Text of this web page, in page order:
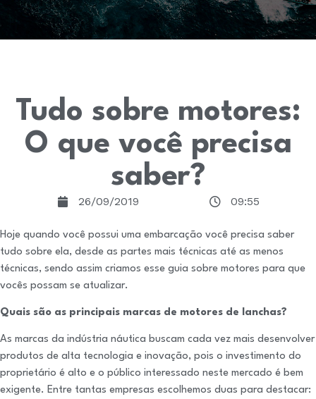
Tudo sobre motores:
O que você precisa
saber?
26/09/2019 09:55
Hoje quando você possui uma embarcação você precisa saber
tudo sobre ela, desde as partes mais técnicas até as menos
técnicas, sendo assim criamos esse guia sobre motores para que
vocês possam se atualizar.
Quais são as principais marcas de motores de lanchas?
As marcas da indústria náutica buscam cada vez mais desenvolver
produtos de alta tecnologia e inovação, pois o investimento do
proprietário é alto e o público interessado neste mercado é bem
exigente. Entre tantas empresas escolhemos duas para destacar: